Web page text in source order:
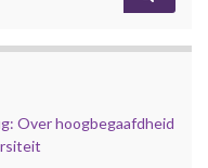
Over hoogbegaafdheid